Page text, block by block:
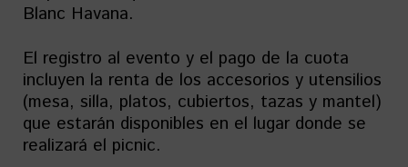
Blanc Havana.
El registro al evento y el pago de la cuota
incluyen la renta de los accesorios y utensilios
(mesa, silla, platos, cubiertos, tazas y mantel)
que estarán disponibles en el lugar donde se
realizará el picnic.